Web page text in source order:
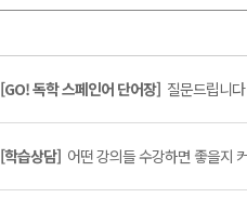
[GO! 독학 스페인어 단어장] 질문드립니
[학습상담] 어떤 강의들 수강하면 좋을지